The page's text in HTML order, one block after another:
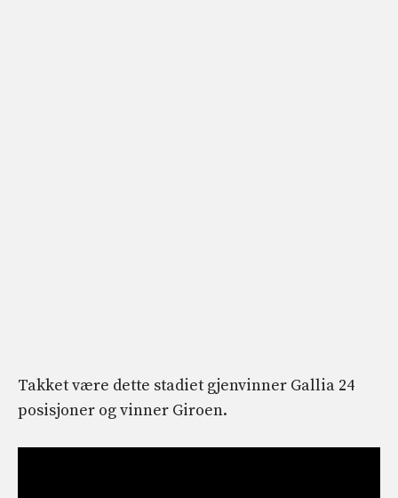
Takket være dette stadiet gjenvinner Gallia 24
posisjoner og vinner Giroen.